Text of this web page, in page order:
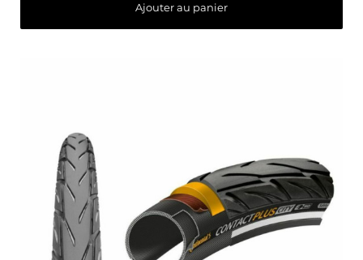
Ajouter au panier